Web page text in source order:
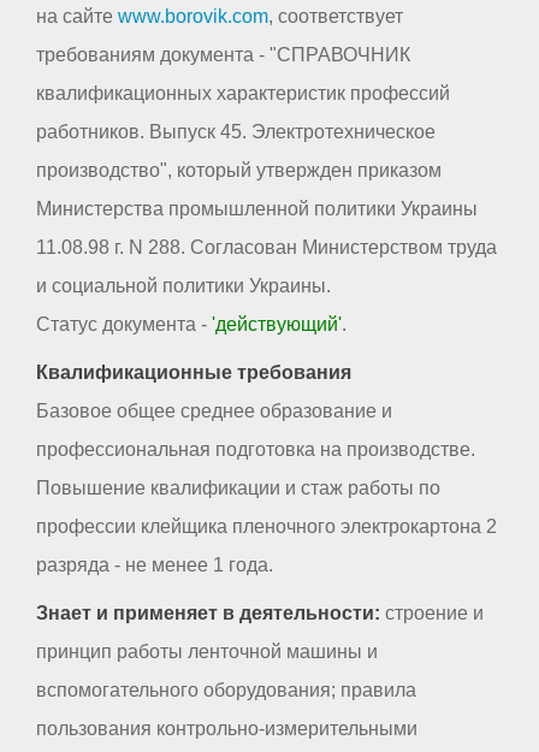
на сайте www.borovik.com, соответствует
требованиям документа - "СПРАВОЧНИК
квалификационных характеристик профессий
работников. Выпуск 45. Электротехническое
производство", который утвержден приказом
Министерства промышленной политики Украины
11.08.98 г. N 288. Согласован Министерством труда
и социальной политики Украины.
Статус документа - 'действующий'.
Квалификационные требования
Базовое общее среднее образование и
профессиональная подготовка на производстве.
Повышение квалификации и стаж работы по
профессии клейщика пленочного электрокартона 2
разряда - не менее 1 года.
Знает и применяет в деятельности: строение и
принцип работы ленточной машины и
вспомогательного оборудования; правила
пользования контрольно-измерительными